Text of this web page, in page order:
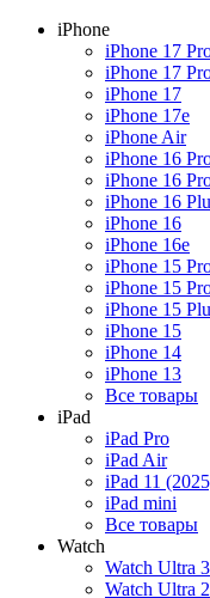
iPhone
iPhone 17
iPhone 17
iPhone 17
iPhone 17e
iPhone Air
iPhone 16
iPhone 16
iPhone 16
iPhone 16
iPhone 16e
iPhone 15
iPhone 15
iPhone 15
iPhone 15
iPhone 14
iPhone 13
Все товары
iPad
iPad Pro
iPad Air
iPad 11
iPad mini
Все товары
Watch
Watch Ultra 3
Watch Ultra 2